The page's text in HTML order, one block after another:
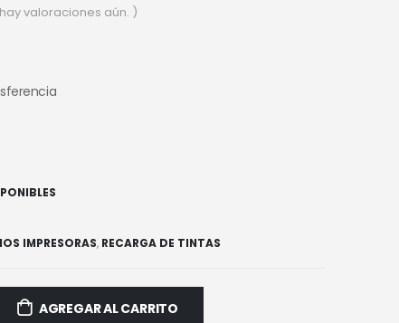
valoraciones aún. )
IMPRESORAS, RECARGA DE TINTAS
AGREGAR AL CARRITO